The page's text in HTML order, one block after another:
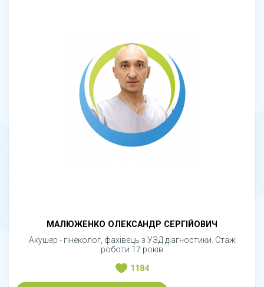
МАЛЮЖЕНКО ОЛЕКСАНДР СЕРГІЙОВИЧ
Акушер - гінеколог, фахівець з УЗД діагностики. Стаж
роботи 17 років
1184